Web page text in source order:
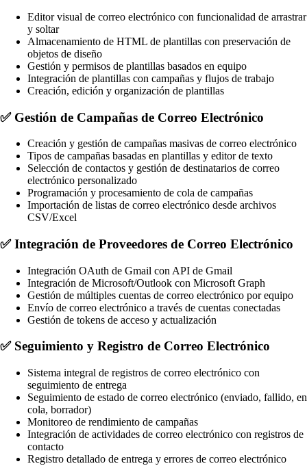
Editor visual de correo electrónico con funcionalidad de arrastrar
y soltar
Almacenamiento de HTML de plantillas con preservación de
objetos de diseño
Gestión y permisos de plantillas basados en equipo
Integración de plantillas con campañas y flujos de trabajo
Creación, edición y organización de plantillas
✅ Gestión de Campañas de Correo Electrónico
Creación y gestión de campañas masivas de correo electrónico
Tipos de campañas basadas en plantillas y editor de texto
Selección de contactos y gestión de destinatarios de correo
electrónico personalizado
Programación y procesamiento de cola de campañas
Importación de listas de correo electrónico desde archivos
CSV/Excel
✅Integración de Proveedores de Correo Electrónico
Integración OAuth de Gmail con API de Gmail
Integración de Microsoft/Outlook con Microsoft Graph
Gestión de múltiples cuentas de correo electrónico por equipo
Envío de correo electrónico a través de cuentas conectadas
Gestión de tokens de acceso y actualización
✅ Seguimiento y Registro de Correo Electrónico
Sistema integral de registros de correo electrónico con
seguimiento de entrega
Seguimiento de estado de correo electrónico (enviado, fallido, en
cola, borrador)
Monitoreo de rendimiento de campañas
Integración de actividades de correo electrónico con registros de
contacto
Registro detallado de entrega y errores de correo electrónico